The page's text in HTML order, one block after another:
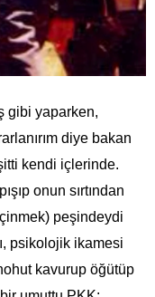
gibi yaparken,
diye bakan
kendi içlerinde.
onun sırtından
peşindeydi
psikolojik ikamesi
kavurup öğütüp